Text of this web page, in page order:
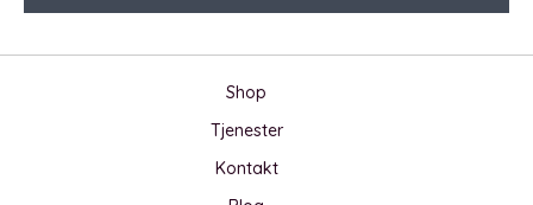
Shop
Tjenester
Kontakt